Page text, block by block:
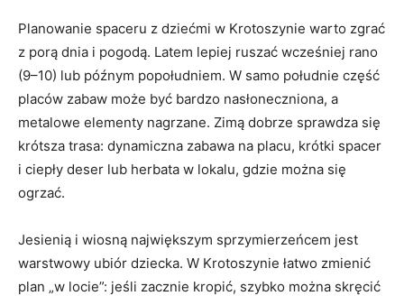
Planowanie spaceru z dziećmi w Krotoszynie warto zgrać
z porą dnia i pogodą. Latem lepiej ruszać wcześniej rano
(9–10) lub późnym popołudniem. W samo południe część
placów zabaw może być bardzo nasłoneczniona, a
metalowe elementy nagrzane. Zimą dobrze sprawdza się
krótsza trasa: dynamiczna zabawa na placu, krótki spacer
i ciepły deser lub herbata w lokalu, gdzie można się
ogrzać.
Jesienią i wiosną największym sprzymierzeńcem jest
warstwowy ubiór dziecka. W Krotoszynie łatwo zmienić
plan „w locie”: jeśli zacznie kropić, szybko można skręcić